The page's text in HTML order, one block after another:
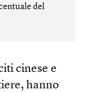
del
cinese e
hanno